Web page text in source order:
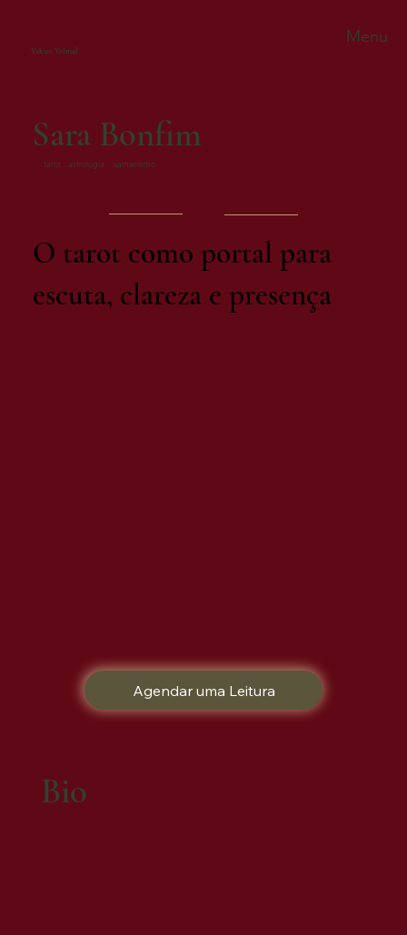
Yakun Yelmal
Menu
Sara Bonfim
tarot . astrologia . xamanismo
O tarot como portal para
escuta, clareza e presença
Agendar uma Leitura
Bio